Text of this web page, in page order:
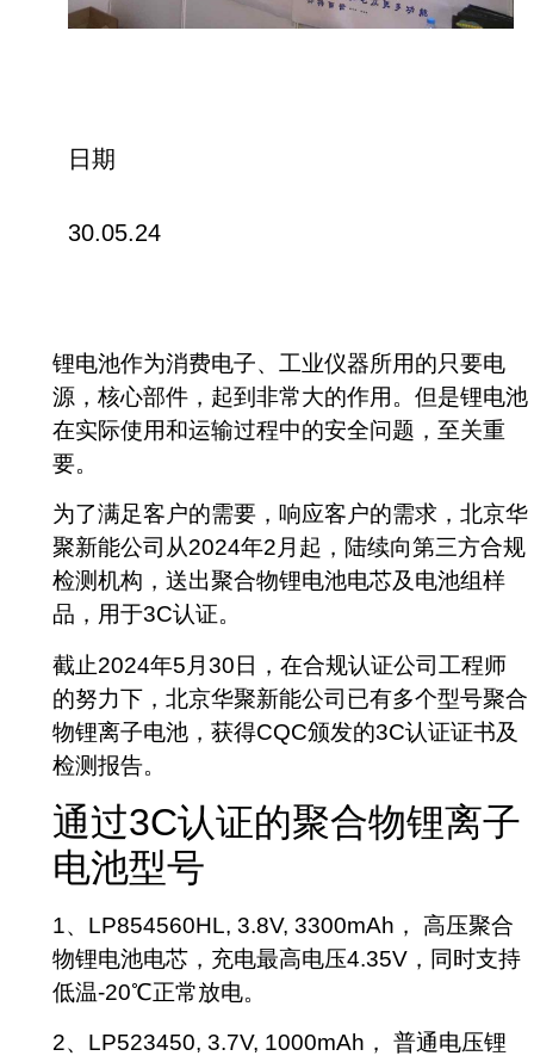
日期
30.05.24
锂电池作为消费电子、工业仪器所用的只要电
源，核心部件，起到非常大的作用。但是锂电池
在实际使用和运输过程中的安全问题，至关重
要。
为了满足客户的需要，响应客户的需求，北京华
聚新能公司从2024年2月起，陆续向第三方合规
检测机构，送出聚合物锂电池电芯及电池组样
品，用于3C认证。
截止2024年5月30日，在合规认证公司工程师
的努力下，北京华聚新能公司已有多个型号聚合
物锂离子电池，获得CQC颁发的3C认证证书及
检测报告。
通过3C认证的聚合物锂离子
电池型号
1、LP854560HL, 3.8V, 3300mAh， 高压聚合
物锂电池电芯，充电最高电压4.35V，同时支持
低温-20℃正常放电。
2、LP523450, 3.7V, 1000mAh， 普通电压锂